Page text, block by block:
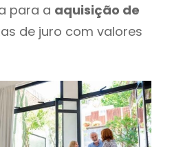
para a aquisição de
de juro com valores